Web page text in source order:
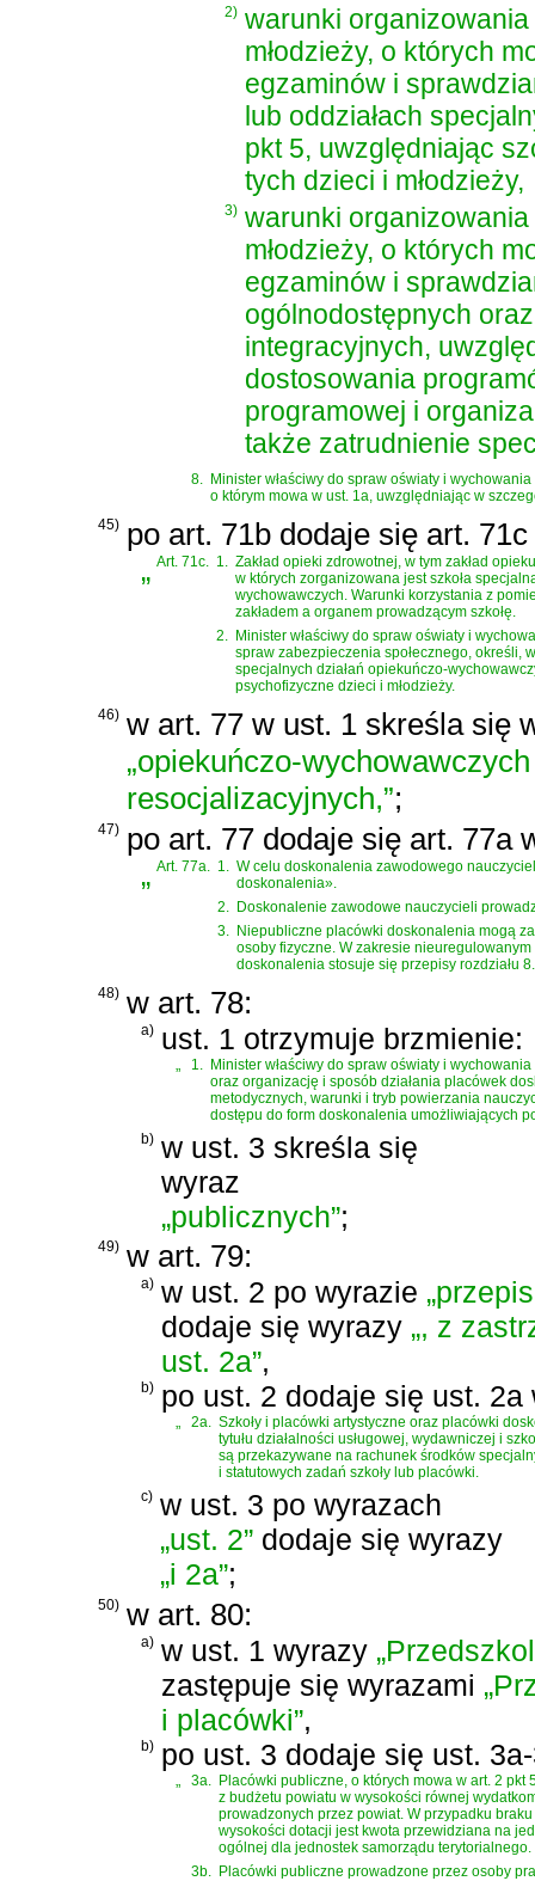
2) warunki
młodzieży, o których
egzaminów i
lub oddziałach
pkt 5, uwzględniając
tych dzieci i młodzieży,
3) warunki
młodzieży, o których
egzaminów i
ogólnodostępnych
integracyjnych,
dostosowania
programowej i
także zatrudnienie
8. Minister właściwy do spraw oświaty i
o którym mowa w ust. 1a, uwzględniając w
45) po art. 71b dodaje się art.
„Art. 71c. 1. Zakład opieki zdrowotnej, w tym zakład
w których zorganizowana jest szkoła
wychowawczych. Warunki korzystania z
zakładem a organem prowadzącym szkołę.
2. Minister właściwy do spraw oświaty i
spraw zabezpieczenia społecznego, określi,
specjalnych działań opiekuńczo-
psychofizyczne dzieci i młodzieży.
46) w art. 77 w ust. 1 skreśla się
„opiekuńczo-
resocjalizacyjnych,”;
47) po art. 77 dodaje się art. 77a
„Art. 77a. 1. W celu doskonalenia zawodowego
doskonalenia».
2. Doskonalenie zawodowe nauczycieli
3. Niepubliczne placówki doskonalenia mogą
osoby fizyczne. W zakresie
doskonalenia stosuje się przepisy rozdziału 8.
48) w art. 78:
a) ust. 1 otrzymuje brzmienie:
1.
Minister właściwy do spraw oświaty i
oraz organizację i sposób działania placówek
metodycznych, warunki i tryb powierzania
dostępu do form doskonalenia umożliwiających
b) w ust. 3 skreśla się
wyraz
„publicznych”;
49) w art. 79:
a) w ust. 2 po wyrazie
dodaje się wyrazy „, z
ust. 2a”,
b) po ust. 2 dodaje się ust. 2a
„ 2a. Szkoły i placówki artystyczne oraz placówki
tytułu działalności usługowej, wydawniczej i
są przekazywane na rachunek środków
i statutowych zadań szkoły lub placówki.
c) w ust. 3 po wyrazach
„ust. 2” dodaje się wyrazy
„i 2a”;
50) w art. 80:
a) w ust. 1 wyrazy
zastępuje się wyrazami
i placówki”,
b) po ust. 3 dodaje się ust.
„ 3a. Placówki publiczne, o których mowa w art. 2
z budżetu powiatu w wysokości równej
prowadzonych przez powiat. W przypadku
wysokości dotacji jest kwota przewidziana na
ogólnej dla jednostek samorządu terytorialnego.
3b. Placówki publiczne prowadzone przez osoby